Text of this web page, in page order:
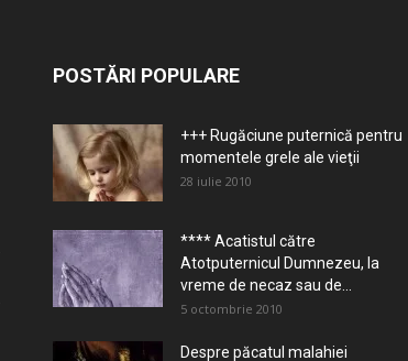
POSTĂRI POPULARE
+++ Rugăciune puternică pentru
momentele grele ale vieţii
28 iulie 2010
**** Acatistul către
Atotputernicul Dumnezeu, la
vreme de necaz sau de...
5 octombrie 2010
Despre păcatul malahiei